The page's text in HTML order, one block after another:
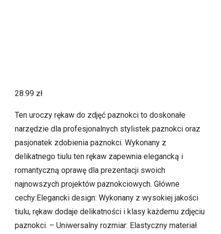
28.99 zł
Ten uroczy rękaw do zdjęć paznokci to doskonałe
narzędzie dla profesjonalnych stylistek paznokci oraz
pasjonatek zdobienia paznokci. Wykonany z
delikatnego tiulu ten rękaw zapewnia elegancką i
romantyczną oprawę dla prezentacji swoich
najnowszych projektów paznokciowych. Główne
cechy:Elegancki design: Wykonany z wysokiej jakości
tiulu, rękaw dodaje delikatności i klasy każdemu zdjęciu
paznokci. – Uniwersalny rozmiar: Elastyczny materiał